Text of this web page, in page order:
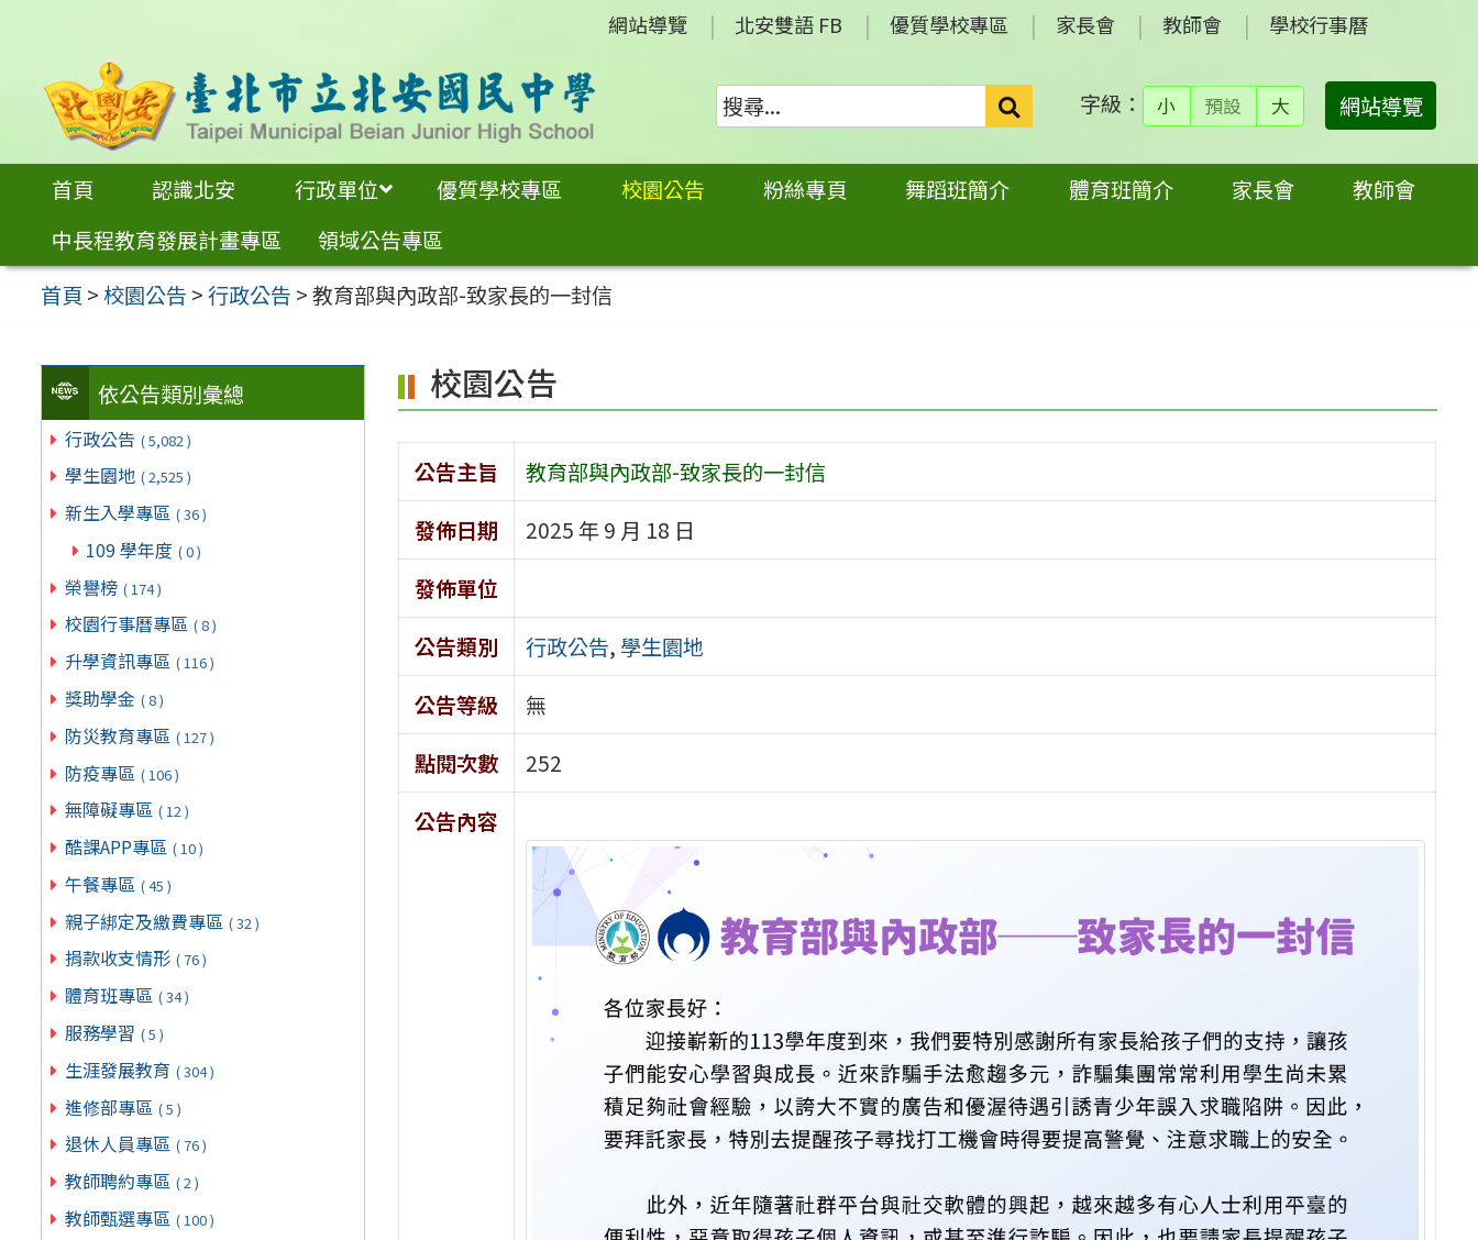
內
網站導覽 北安雙語 FB 優質學校專區 家長會 教師會 學校行事曆
搜
尋：
字級： 小 預設 大 網站導覽
首頁 認識北安 行政單位 優質學校專區 校園公告 粉絲專頁 舞蹈班簡介 體育班簡介 家長會
教師會
中長程教育發展計畫專區
領域公告專區
首頁 >校園公告 >行政公告 >教育部與內政部-致家長的一封信
依公告類別彙總
行政公告 ( 5,082 )
學生園地 ( 2,525 )
新生入學專區 ( 36 )
109 學年度 ( 0 )
榮譽榜 ( 174 )
校園行事曆專區 ( 8 )
升學資訊專區 ( 116 )
獎助學金 ( 8 )
防災教育專區 ( 127 )
防疫專區 ( 106 )
無障礙專區 ( 12 )
酷課APP專區 ( 10 )
午餐專區 ( 45 )
親子綁定及繳費專區 ( 32 )
捐款收支情形 ( 76 )
體育班專區 ( 34 )
服務學習 ( 5 )
生涯發展教育 ( 304 )
進修部專區 ( 5 )
退休人員專區 ( 76 )
教師聘約專區 ( 2 )
教師甄選專區 ( 100 )
校園公告
公告主旨
教育部與內政部-致家長的一封信
發佈日期
2025 年 9 月 18 日
發佈單位
公告類別
行政公告, 學生園地
公告等級
無
點閱次數
252
公告內容